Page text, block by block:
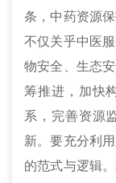
条，中药资源
不仅关乎中医
物安全、生态
筹推进，加快
系，完善资源
新。要充分利
的范式与逻辑